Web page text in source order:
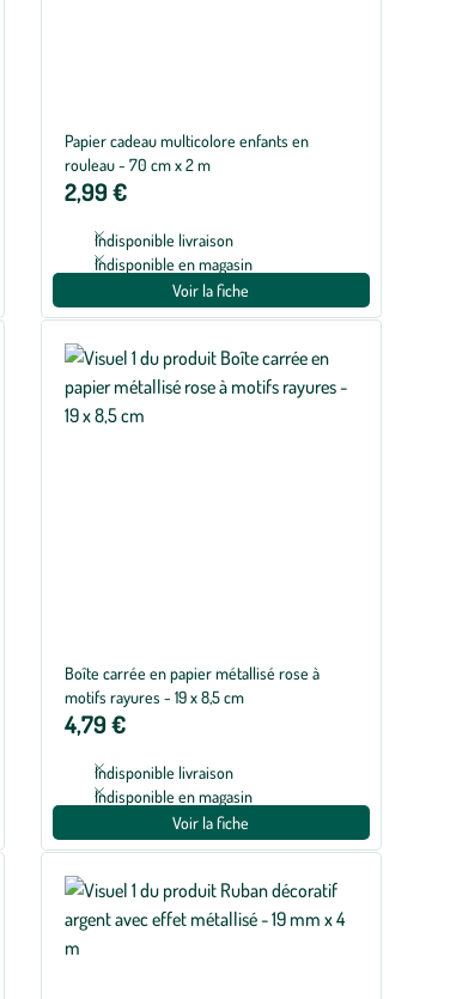
Papier cadeau multicolore enfants en
rouleau - 70 cm x 2 m
2,99 €
Indisponible livraison
Indisponible en magasin
Voir la fiche
Boîte carrée en papier métallisé rose à
motifs rayures - 19 x 8,5 cm
4,79 €
Indisponible livraison
Indisponible en magasin
Voir la fiche